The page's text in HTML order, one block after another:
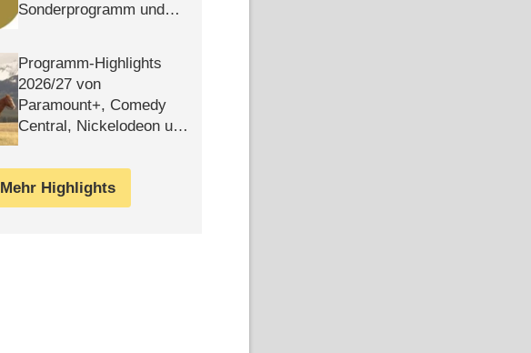
Sonderprogramm und
Programm-Highlights
2026/​27 von
Paramount+, Comedy
Central, Nickelodeon und
Mehr Highlights